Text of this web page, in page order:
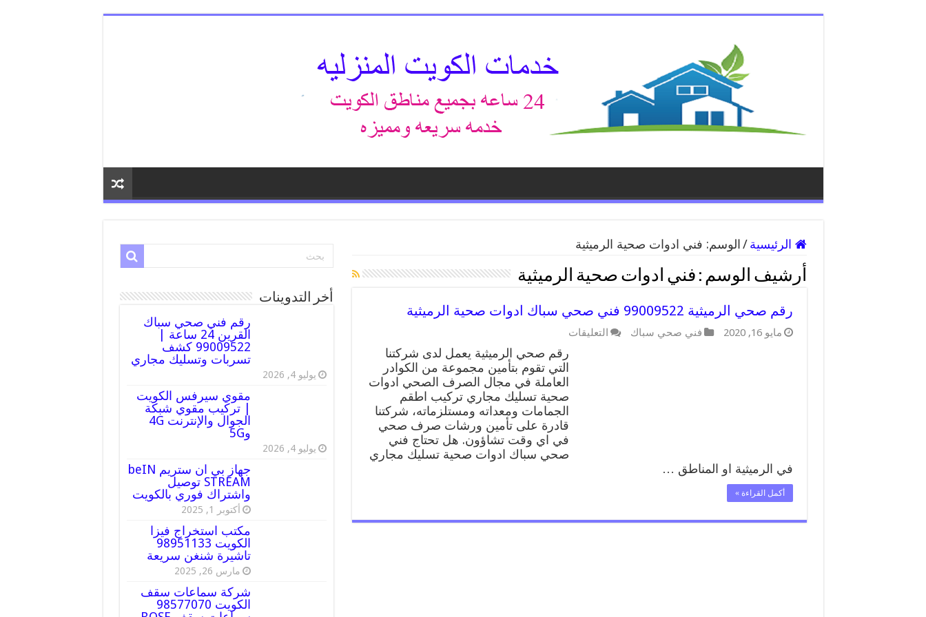
الرئيسية / الوسم: فني ادوات صحية الرميثية
أرشيف الوسم : فني ادوات صحية الرميثية
رقم صحي الرميثية 99009522 فني صحي سباك ادوات صحية الرميثية
مايو 16, 2020 فني صحي سباك التعليقات
صحي
الرميثية
99009522
فني
صحي
سباك
ادوات
صحية
الرميثية
رقم صحي الرميثية يعمل لدى شركتنا
التي تقوم بتأمين مجموعة من الكوادر
العاملة في مجال الصرف الصحي ادوات
صحية تسليك مجاري تركيب اطقم
الجمامات ومعداته ومستلزماته، شركتنا
قادرة على تأمين ورشات صرف صحي
في اي وقت تشاؤون. هل تحتاج فني
صحي سباك ادوات صحية تسليك مجاري
في الرميثية او المناطق …
أكمل القراءة »
أخر التدوينات
رقم فني صحي سباك
القرين 24 ساعة |
99009522 كشف
تسربات وتسليك مجاري
يوليو 4, 2026
مقوي سيرفس الكويت
| تركيب مقوي شبكة
الجوال والإنترنت 4G
و5G
يوليو 4, 2026
جهاز بي ان ستريم beIN
STREAM توصيل
واشتراك فوري بالكويت
أكتوبر 1, 2025
مكتب استخراج فيزا
الكويت 98951133
تاشيرة شنغن سريعة
مارس 26, 2025
شركة سماعات سقف
الكويت 98577070